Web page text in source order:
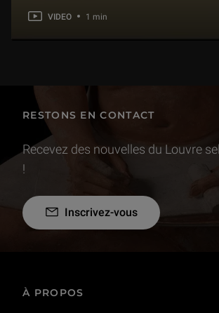
VIDEO 1 min
RESTONS EN CONTACT
Recevez des nouvelles du Louvre
!
Inscrivez-vous
À PROPOS